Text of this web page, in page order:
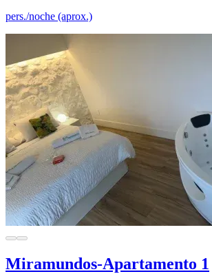
pers./noche (aprox.)
Miramundos-Apartamento 1